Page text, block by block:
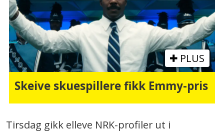
PLUS
Skeive skuespillere fikk Emmy-pris
Tirsdag gikk elleve NRK-profiler ut i